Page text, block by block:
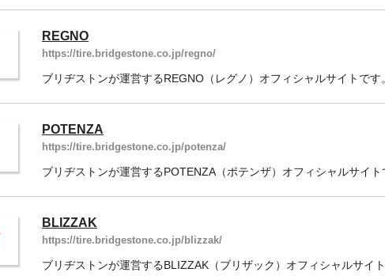
REGNO
https://tire.bridgestone.co.jp/regno/
ブリヂストンが運営するREGNO（レグノ）オフィシャルサイトです
POTENZA
https://tire.bridgestone.co.jp/potenza/
ブリヂストンが運営するPOTENZA（ポテンザ）オフィシャルサイト
BLIZZAK
https://tire.bridgestone.co.jp/blizzak/
ブリヂストンが運営するBLIZZAK（ブリザック）オフィシャルサイ